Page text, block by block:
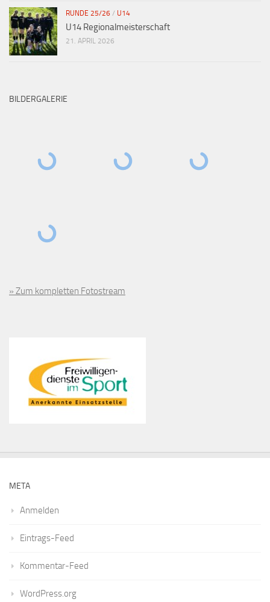
RUNDE 25/26 / U14
U14 Regionalmeisterschaft
21. APRIL 2026
BILDERGALERIE
» Zum kompletten Fotostream
META
Anmelden
Eintrags-Feed
Kommentar-Feed
WordPress.org